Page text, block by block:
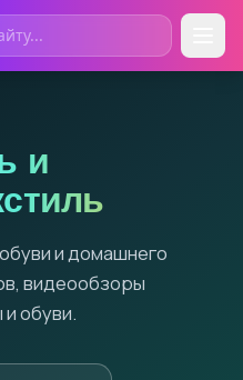
и
и домашнего
видеообзоры
обуви.